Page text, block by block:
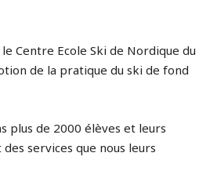
Centre Ecole Ski de Nordique du
de la pratique du ski de fond
plus de 2000 élèves et leurs
services que nous leurs